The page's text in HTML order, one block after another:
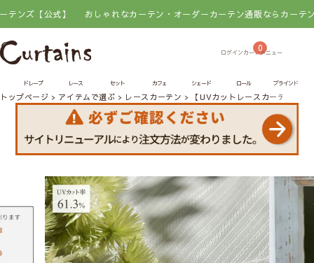
公式】 おしゃれなカーテン・オーダーカーテン通販ならカーテンズ【公
0
ドレープ レース セット カフェ シェード ロール ブラインド
トップページ アイテムで選ぶ レースカーテン 【UVカットレースカーテン】エ